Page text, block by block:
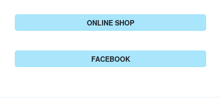
ONLINE SHOP
FACEBOOK